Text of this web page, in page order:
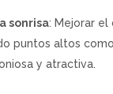
sonrisa: Mejorar
puntos altos
y atractiva.